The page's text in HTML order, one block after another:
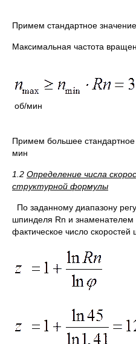
Примем стандартное значение
Максимальная частота
об/мин
Примем большее стандартное
мин
1.2 Определение числа
структурной формулы
По заданному диапазону
шпинделя Rn и
фактическое число